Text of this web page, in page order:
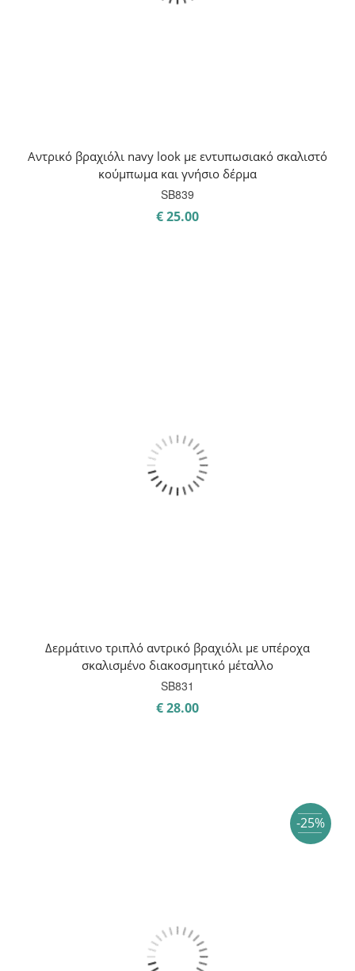
Αντρικό βραχιόλι navy look με εντυπωσιακό σκαλιστό
κούμπωμα και γνήσιο δέρμα
SB839
€25.00
Δερμάτινο τριπλό αντρικό βραχιόλι με υπέροχα
σκαλισμένο διακοσμητικό μέταλλο
SB831
€28.00
-25%